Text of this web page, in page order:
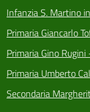
Infanzia S. Martino
Primaria Giancarlo
Primaria Gino
Primaria Umberto
Secondaria